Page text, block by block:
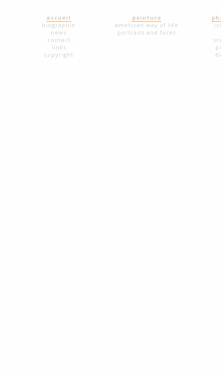
accueil
biographie
news
contact
links
copyright
peinture
american way of life
portraits and faces